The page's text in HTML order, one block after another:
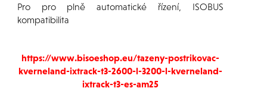
Pro pro plně automatické řízení, ISOBUS
kompatibilita
https://www.bisoeshop.eu/tazeny-postrikovac-
kverneland-ixtrack-t3-2600-l-3200-l-kverneland-
ixtrack-t3-es-am25